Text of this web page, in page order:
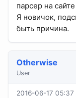
парсер на сайте
Я новичок,
быть причина.
Otherwise
User
2016-06-17 05:37